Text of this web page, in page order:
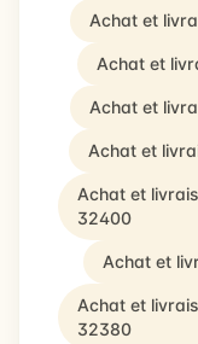
Achat et
Achat et
Achat et
Achat et
Achat et
32400
Achat et
Achat et
32380